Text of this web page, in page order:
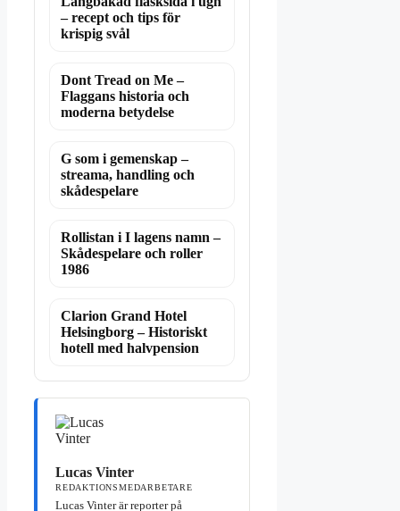
– recept och tips för
krispig svål
Dont Tread on Me –
Flaggans historia och
moderna betydelse
G som i gemenskap –
streama, handling och
skådespelare
Rollistan i I lagens namn –
Skådespelare och roller
1986
Clarion Grand Hotel
Helsingborg – Historiskt
hotell med halvpension
Lucas Vinter
REDAKTIONSMEDARBETARE
Lucas Vinter är reporter på